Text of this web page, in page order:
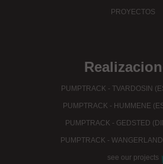
PROYECTOS
PUMPTRACK - TVARDOSIN
PUMPTRACK - HUMMENE
PUMPTRACK - GEDSTED
PUMPTRACK -
see our projects